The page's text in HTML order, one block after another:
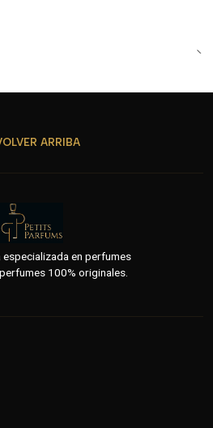
ARRIBA
especializada en perfumes
100% originales.